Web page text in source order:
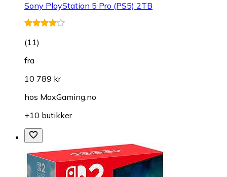
Sony PlayStation 5 Pro (PS5) 2TB
(11)
fra
10 789 kr
hos MaxGaming.no
+10 butikker